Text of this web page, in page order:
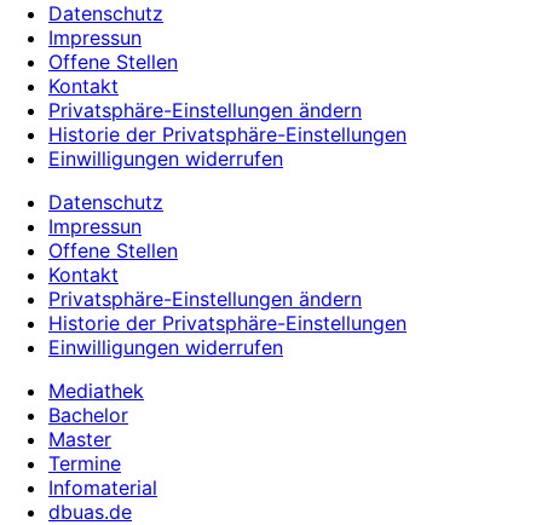
Datenschutz
Impressun
Offene Stellen
Kontakt
Privatsphäre-Einstellungen ändern
Historie der Privatsphäre-Einstellungen
Einwilligungen widerrufen
Datenschutz
Impressun
Offene Stellen
Kontakt
Privatsphäre-Einstellungen ändern
Historie der Privatsphäre-Einstellungen
Einwilligungen widerrufen
Mediathek
Bachelor
Master
Termine
Infomaterial
dbuas.de